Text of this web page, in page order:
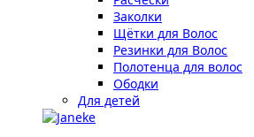
Заколки
Щётки для Волос
Резинки для Волос
Полотенца для волос
Ободки
Для детей